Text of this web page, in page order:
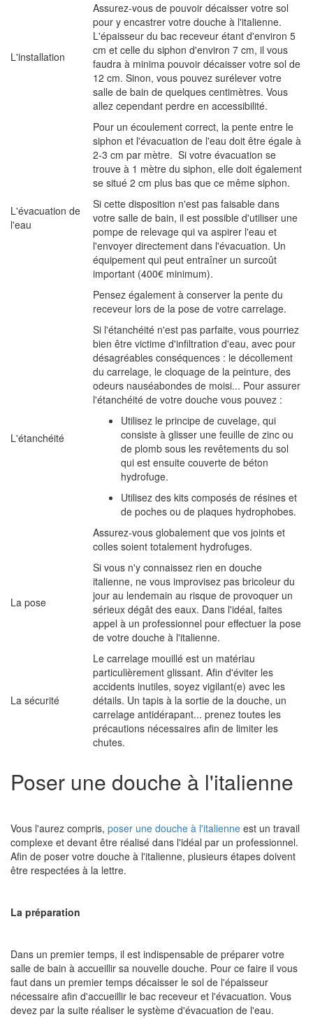
L'installation
Assurez-vous de pouvoir décaisser votre sol
pour y encastrer votre douche à l'italienne.
L'épaisseur du bac receveur étant d'environ 5
cm et celle du siphon d'environ 7 cm, il vous
faudra à minima pouvoir décaisser votre sol de
12 cm. Sinon, vous pouvez surélever votre
salle de bain de quelques centimètres. Vous
allez cependant perdre en accessibilité.
L'évacuation de
l'eau
Pour un écoulement correct, la pente entre le
siphon et l'évacuation de l'eau doit être égale à
2-3 cm par mètre. Si votre évacuation se
trouve à 1 mètre du siphon, elle doit également
se situé 2 cm plus bas que ce même siphon.
Si cette disposition n'est pas faisable dans
votre salle de bain, il est possible d'utiliser une
pompe de relevage qui va aspirer l'eau et
l'envoyer directement dans l'évacuation. Un
équipement qui peut entraîner un surcoût
important (400€ minimum).
Pensez également à conserver la pente du
receveur lors de la pose de votre carrelage.
L'étanchéité
Si l'étanchéité n'est pas parfaite, vous pourriez
bien être victime d'infiltration d'eau, avec pour
désagréables conséquences : le décollement
du carrelage, le cloquage de la peinture, des
odeurs nauséabondes de moisi... Pour assurer
l'étanchéité de votre douche vous pouvez :
Utilisez le principe de cuvelage, qui
consiste à glisser une feuille de zinc ou
de plomb sous les revêtements du sol
qui est ensuite couverte de béton
hydrofuge.
Utilisez des kits composés de résines et
de poches ou de plaques hydrophobes.
Assurez-vous globalement que vos joints et
colles soient totalement hydrofuges.
La pose
Si vous n'y connaissez rien en douche
italienne, ne vous improvisez pas bricoleur du
jour au lendemain au risque de provoquer un
sérieux dégât des eaux. Dans l'idéal, faites
appel à un professionnel pour effectuer la pose
de votre douche à l'italienne.
La sécurité
Le carrelage mouillé est un matériau
particulièrement glissant. Afin d'éviter les
accidents inutiles, soyez vigilant(e) avec les
détails. Un tapis à la sortie de la douche, un
carrelage antidérapant... prenez toutes les
précautions nécessaires afin de limiter les
chutes.
Poser une douche à l'italienne
Vous l'aurez compris, poser une douche à l'italienne est un travail
complexe et devant être réalisé dans l'idéal par un professionnel.
Afin de poser votre douche à l'italienne, plusieurs étapes doivent
être respectées à la lettre.
La préparation
Dans un premier temps, il est indispensable de préparer votre
salle de bain à accueillir sa nouvelle douche. Pour ce faire il vous
faut dans un premier temps décaisser le sol de l'épaisseur
nécessaire afin d'accueillir le bac receveur et l'évacuation. Vous
devez par la suite réaliser le système d'évacuation de l'eau.